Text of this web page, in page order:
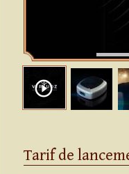
play_circle_outline
Tarif de